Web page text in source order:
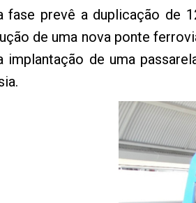
fase prevê a duplicação de
de uma nova ponte
implantação de uma